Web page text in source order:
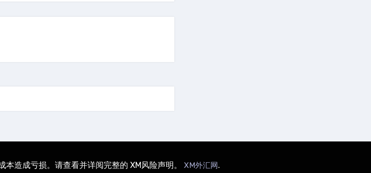
造成亏损。请查看并详阅完整的 XM风险声明。 XM外汇网.